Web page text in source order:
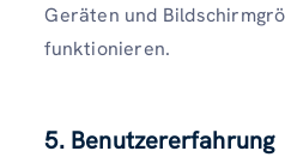
Geräten und
funktionieren.
5. Benutzererfahrung